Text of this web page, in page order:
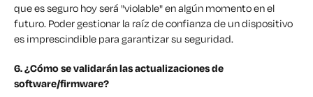
que es seguro hoy será "violable" en algún momento en el
futuro. Poder gestionar la raíz de confianza de un dispositivo
es imprescindible para garantizar su seguridad.
6. ¿Cómo se validarán las actualizaciones de
software/firmware?